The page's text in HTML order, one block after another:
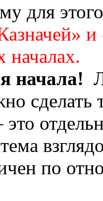
для
началах.
начала!
сделать
это
по